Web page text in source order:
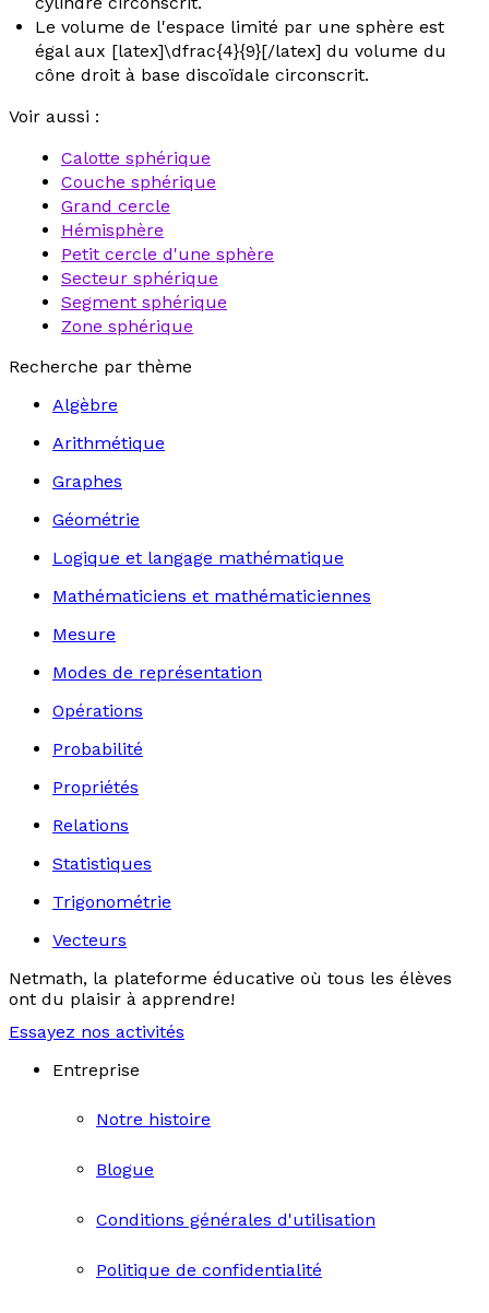
Le volume de l'espace limité par une sphère est
égal aux [latex]\dfrac{4}{9}[/latex] du volume du
cône droit à base discoïdale circonscrit.
Voir aussi :
Calotte sphérique
Couche sphérique
Grand cercle
Hémisphère
Petit cercle d'une sphère
Secteur sphérique
Segment sphérique
Zone sphérique
Recherche par thème
Algèbre
Arithmétique
Graphes
Géométrie
Logique et langage mathématique
Mathématiciens et mathématiciennes
Mesure
Modes de représentation
Opérations
Probabilité
Propriétés
Relations
Statistiques
Trigonométrie
Vecteurs
Netmath, la plateforme éducative où tous les élèves
ont du plaisir à apprendre!
Essayez nos activités
Entreprise
Notre histoire
Blogue
Conditions générales d'utilisation
Politique de confidentialité